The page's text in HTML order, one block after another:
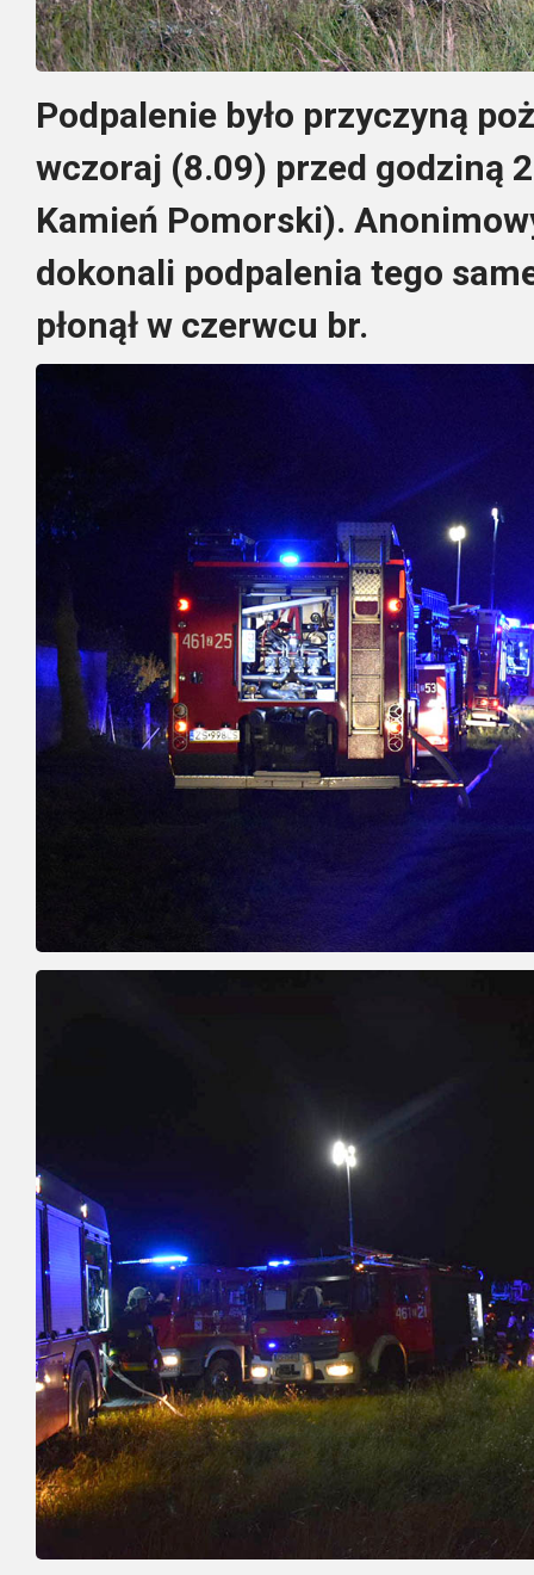
Podpalenie było przyczyną
wczoraj (8.09) przed godziną
Kamień Pomorski).
dokonali podpalenia tego
płonął w czerwcu br.